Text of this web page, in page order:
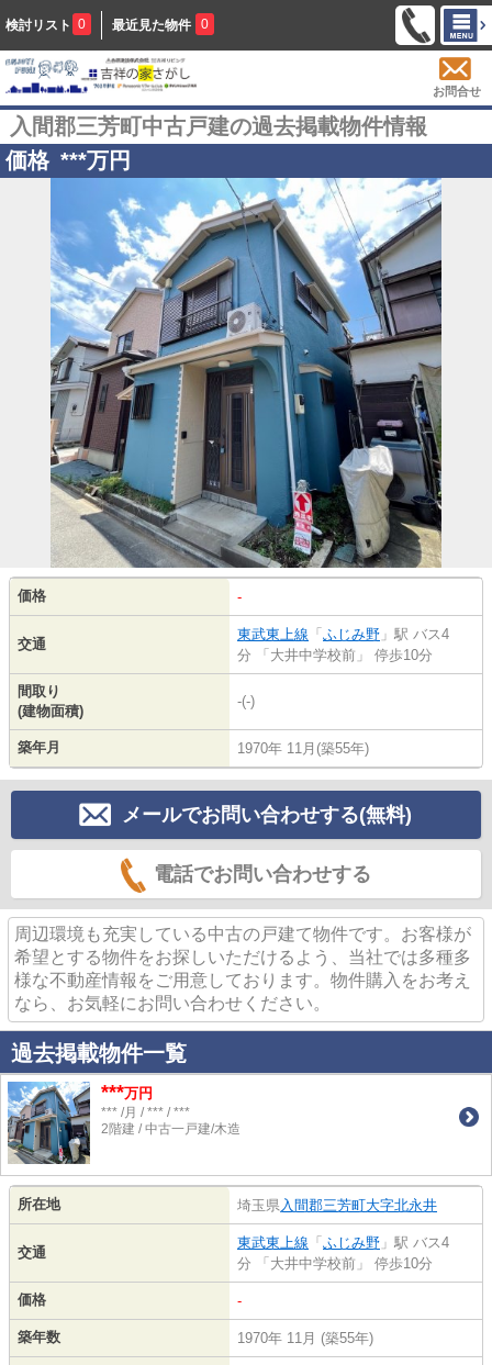
検討リスト 0 最近見た物件 0
お問合せ
入間郡三芳町中古戸建の過去掲載物件情報
価格 ***万円
価格 -
交通
東武東上線 「 ふじみ野 」駅 バス4
分 「大井中学校前」 停歩10分
間取り
(建物面積)
-(-)
築年月 1970年 11月(築55年)
メールでお問い合わせする(無料)
電話でお問い合わせする
周辺環境も充実している中古の戸建て物件です。お客様が
希望とする物件をお探しいただけるよう、当社では多種多
様な不動産情報をご用意しております。物件購入をお考え
なら、お気軽にお問い合わせください。
過去掲載物件一覧
***万円
*** /月 / *** / ***
2階建 / 中古一戸建/木造
所在地 埼玉県入間郡三芳町大字北永井
交通
東武東上線 「 ふじみ野 」駅 バス4
分 「大井中学校前」 停歩10分
価格 -
築年数 1970年 11月 (築55年)